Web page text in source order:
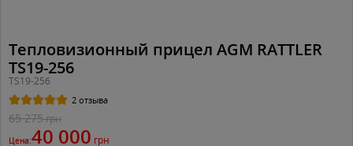
Тепловизионный прицел AGM RATTLER
TS19-256
TS19-256
2 отзыва
65 275грн
Цена:40 000 грн